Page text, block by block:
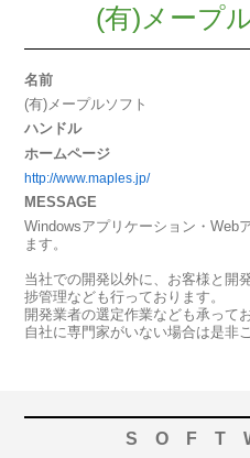
(有)メープ
名前
(有)メープルソフト
ハンドル
ホームページ
http://www.maples.jp/
MESSAGE
Windowsアプリケーション・Web
ます。
当社での開発以外に、お客様と開
捗管理なども行っております。
開発業者の選定作業なども承って
自社に専門家がいない場合は是非